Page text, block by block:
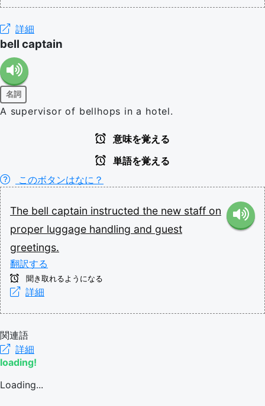
詳細
bell captain
名詞
A supervisor of bellhops in a hotel.
意味を覚える
単語を覚える
このボタンはなに？
The bell captain instructed the new staff on
proper luggage handling and guest
greetings.
翻訳する
聞き取れるようになる
詳細
関連語
詳細
loading!
Loading...